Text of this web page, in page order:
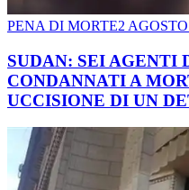
PENA DI MORTE2
SUDAN: SEI AGENTI
CONDANNATI A
UCCISIONE DI UN